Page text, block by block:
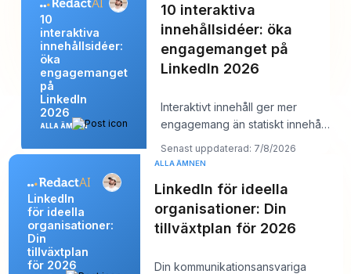
10
interaktiva
innehållsidéer:
öka
engagemanget
på
LinkedIn
2026
ALLA ÄMNEN
10 interaktiva
innehållsidéer: öka
engagemanget på
LinkedIn 2026
Interaktivt innehåll ger mer
engagemang än statiskt innehåll,
enligt Content Marketing
Institutes ge
Senast uppdaterad: 7/8/2026
LinkedIn
för ideella
organisationer:
Din
tillväxtplan
för 2026
ALLA ÄMNEN
LinkedIn för ideella
organisationer: Din
tillväxtplan för 2026
Din kommunikationsansvariga